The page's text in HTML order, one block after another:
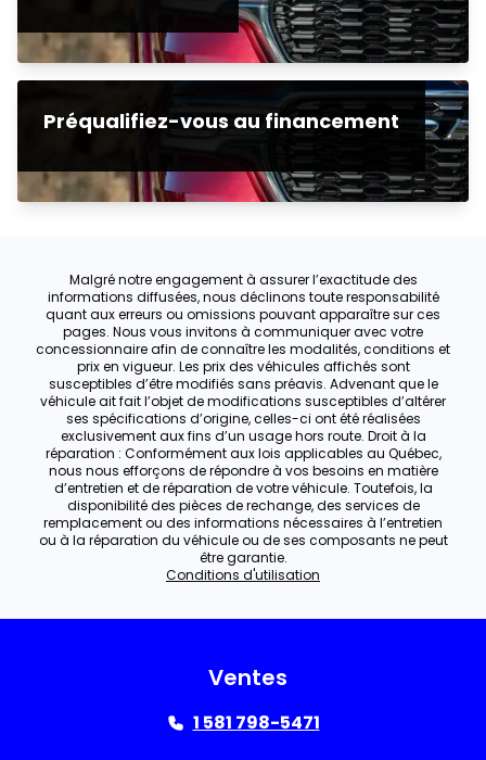
Préqualifiez-vous au financement
Malgré notre engagement à assurer l’exactitude des
informations diffusées, nous déclinons toute responsabilité
quant aux erreurs ou omissions pouvant apparaître sur ces
pages. Nous vous invitons à communiquer avec votre
concessionnaire afin de connaître les modalités, conditions et
prix en vigueur. Les prix des véhicules affichés sont
susceptibles d’être modifiés sans préavis. Advenant que le
véhicule ait fait l’objet de modifications susceptibles d’altérer
ses spécifications d’origine, celles-ci ont été réalisées
exclusivement aux fins d’un usage hors route. Droit à la
réparation : Conformément aux lois applicables au Québec,
nous nous efforçons de répondre à vos besoins en matière
d’entretien et de réparation de votre véhicule. Toutefois, la
disponibilité des pièces de rechange, des services de
remplacement ou des informations nécessaires à l’entretien
ou à la réparation du véhicule ou de ses composants ne peut
être garantie.
Conditions d'utilisation
Ventes
1 581 798-5471